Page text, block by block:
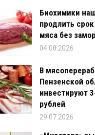
Биохимики
продлить
мяса без
04.08.2026
В
Пензенской
инвестируют
рублей
29.07.2026